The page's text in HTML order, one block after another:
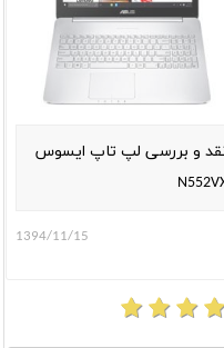
و بررسی لپ تاپ ایسوس
1394/11/15